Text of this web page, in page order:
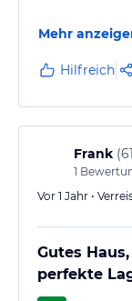
Mehr
Hilfreich
Frank (
1
Vor 1 Jahr •
Gutes
perfekte